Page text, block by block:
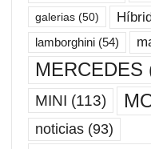
galerias(50)
lamborghini(54)
MERCEDES
MINI (113)
noticias(93)